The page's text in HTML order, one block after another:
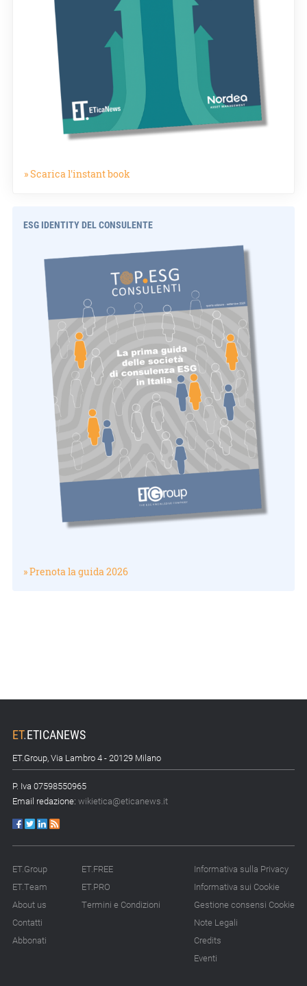
» Scarica l'instant book
ESG IDENTITY DEL CONSULENTE
» Prenota la guida 2026
ET.ETICANEWS
ET.Group, Via Lambro 4 - 20129 Milano
P. Iva 07598550965
Email redazione: wikietica@eticanews.it
ET.Group
ET.Team
About us
Contatti
Abbonati
ET.FREE
ET.PRO
Termini e Condizioni
Informativa sulla Privacy
Informativa sui Cookie
Gestione consensi Cookie
Note Legali
Credits
Eventi